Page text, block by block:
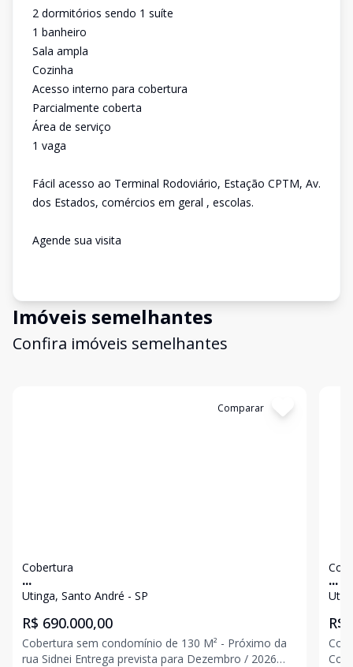
2 dormitórios sendo 1 suíte
1 banheiro
Sala ampla
Cozinha
Acesso interno para cobertura
Parcialmente coberta
Área de serviço
1 vaga
Fácil acesso ao Terminal Rodoviário, Estação CPTM, Av.
dos Estados, comércios em geral , escolas.
Agende sua visita
Imóveis semelhantes
Confira imóveis semelhantes
Comparar
Cobertura
...
Utinga, Santo André - SP
R$ 690.000,00
Cobertura sem condomínio de 130 M² - Próximo da
rua Sidnei Entrega prevista para Dezembro / 2026
...
R$
Cozinha - piso